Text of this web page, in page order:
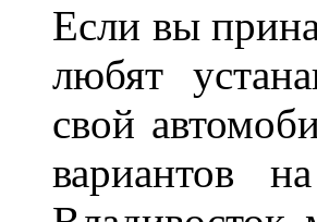
Если вы
любят
свой
вариантов